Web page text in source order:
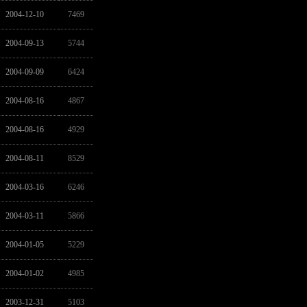
2004-12-10 7469
2004-09-13 5744
2004-09-09 6424
2004-08-16 4867
2004-08-16 4929
2004-08-11 8529
2004-03-16 6246
2004-03-11 5866
2004-01-05 5229
2004-01-02 4985
2003-12-31 5103